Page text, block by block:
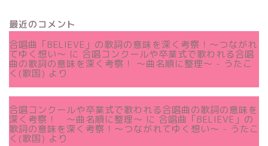
最近のコメント
合唱曲「BELIEVE」の歌詞の意味を深く考察！〜つながれ
てゆく想い〜 に 合唱コンクールや卒業式で歌われる合唱
曲の歌詞の意味を深く考察！ 〜曲名順に整理〜 - うたこ
く(歌国) より
合唱コンクールや卒業式で歌われる合唱曲の歌詞の意味を
深く考察！ 〜曲名順に整理〜 に 合唱曲「BELIEVE」の
歌詞の意味を深く考察！〜つながれてゆく想い〜 - うたこ
く(歌国) より